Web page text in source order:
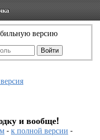
версию
и вообще!
-к полной версии -